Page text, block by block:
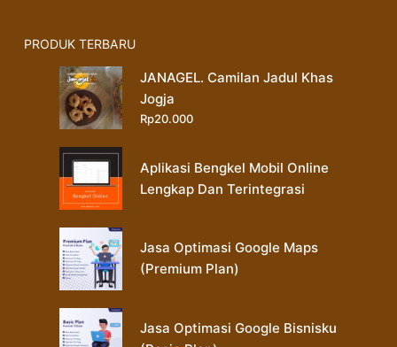
PRODUK TERBARU
JANAGEL. Camilan Jadul Khas
Jogja
Rp20.000
Aplikasi Bengkel Mobil Online
Lengkap Dan Terintegrasi
Jasa Optimasi Google Maps
(Premium Plan)
Jasa Optimasi Google Bisnisku